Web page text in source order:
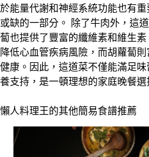
於能量代謝和神經系統功能也有
或缺的一部分。 除了牛肉外，這
蔔也提供了豐富的纖維素和維生
降低心血管疾病風險，而胡蘿蔔
健康。因此，這道菜不僅能滿足
養支持，是一頓理想的家庭晚餐選
懶人料理王的其他簡易食譜推薦